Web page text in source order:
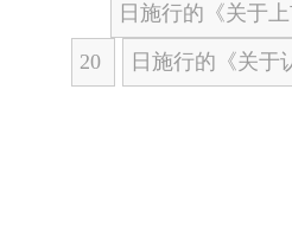
日施行的《关于
20 日施行的《关于